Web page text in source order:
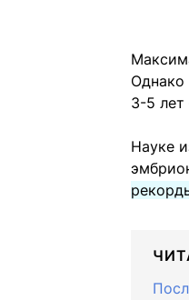
Однако
3-5
Науке